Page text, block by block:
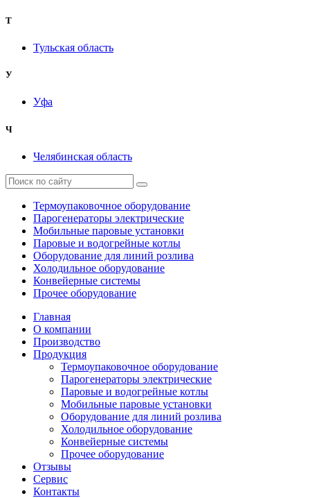
Т
Тульская область
У
Уфа
Ч
Челябинская область
Термоупаковочное оборудование
Парогенераторы электрические
Мобильные паровые установки
Паровые и водогрейные котлы
Оборудование для линий розлива
Холодильное оборудование
Конвейерные системы
Прочее оборудование
Главная
О компании
Производство
Продукция
Термоупаковочное оборудование
Парогенераторы электрические
Паровые и водогрейные котлы
Мобильные паровые установки
Оборудование для линий розлива
Холодильное оборудование
Конвейерные системы
Прочее оборудование
Отзывы
Сервис
Контакты